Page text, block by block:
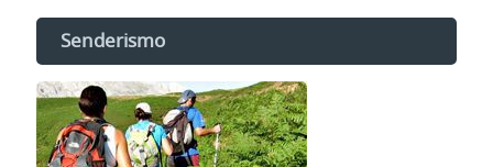
Senderismo